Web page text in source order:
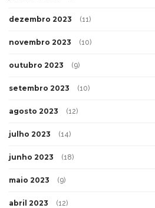
dezembro 2023 (11)
novembro 2023 (10)
outubro 2023 (9)
setembro 2023 (10)
agosto 2023 (12)
julho 2023 (14)
junho 2023 (18)
maio 2023 (9)
abril 2023 (12)